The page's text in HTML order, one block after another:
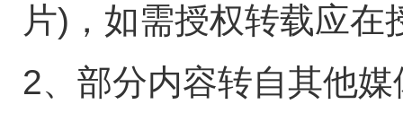
片)，如需授权转载应
2、部分内容转自其他